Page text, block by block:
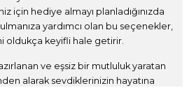
için hediye almayı planladığınızda
yardımcı olan bu seçenekler,
oldukça keyifli hale getirir.
ve eşsiz bir mutluluk yaratan
alarak sevdiklerinizin hayatına